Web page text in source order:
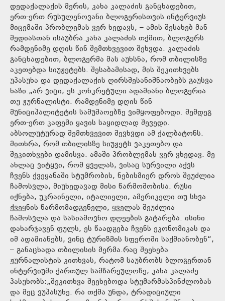
დედაქალაქის მერის, კახა კალაძის განცხადებით,
ერთ-ერთ რუსულენოვანი ბლოგერისთვის ინტერვიუს
მიცემაში პრობლემას ვერ ხედავს, – ამის შესახებ მან
მედიასთან ისაუბრა.კახა კალაძის თქმით, ბლოგერს
რამდენიმე დღის წინ შემთხვევით შეხვდა. კალაძის
განცხადებით, ბლოგერმა მას აუხსნა, რომ თბილისზე
აკეთებდა სიუჟეტებს. შესაბამისად, მის შეკითხვებს
უპასუხა და დედაქალაქის ღირსშესანიშნაობებს გაუსვა
ხაზი.„არ ვიცი, ეს კონკრეტული ადამიანი ბლოგერია
თუ ჟურნალისტი. რამდენიმე დღის წინ
მუნიციპალიტეტის სამუშაოებზე ვიმყოფებოდი. შემდეგ
ერთ-ერთ კაფეში ყავის საყიდლად შევედი.
აბსოლუტურად შემთხვევით შევხვდი ამ ქალბატონს.
მითხრა, რომ თბილისზე სიუჟეტს ვაკეთებო და
შეკითხვები დამისვა. ამაში პრობლემას ვერ ვხედავ. მე
ახლაც ვიტყვი, რომ ყველას, ვისაც სურვილი აქვს
ჩვენს ქვეყანაში სტუმრობის, ნებისმიერ დროს შეუძლია
ჩამოსვლა, მიუხედავად მისი წარმოშობისა. რუსი
იქნება, უკრაინელი, იტალიელი, ამერიკელი თუ სხვა
ქვეყნის წარმომადგენელი, ყველას შეუძლია
ჩამოსვლა და სასიამოვნო დღეების გატარება. ისინი
დახარჯავენ ფულს, ეს წაადგება ჩვენს ეკონომიკას და
იმ ადამიანებს, ვინც ტურიზმის სფეროში საქმიანობენ“,
– განაცხადა თბილისის მერმა.რაც შეეხება
ჟურნალისტის კითხვას, რატომ საუბრობს ბლოგერთან
ინტერვიუში ქართულ სამზარეულოზე, კახა კალაძე
პასუხობს:„შეკითხვა შეეხებოდა სტუმარმასპინძლობას
და მეც ვუპასუხე. რა თქმა უნდა, ტრადიციული